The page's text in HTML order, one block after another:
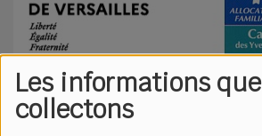
Les informations
collectons